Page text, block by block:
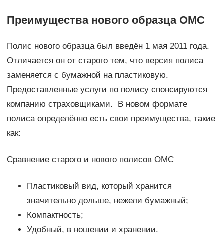
Преимущества нового образца ОМС
Полис нового образца был введён 1 мая 2011 года.
Отличается он от старого тем, что версия полиса
заменяется с бумажной на пластиковую.
Предоставленные услуги по полису спонсируются
компанию страховщиками. В новом формате
полиса определённо есть свои преимущества, такие
как:
Сравнение старого и нового полисов ОМС
Пластиковый вид, который хранится
значительно дольше, нежели бумажный;
Компактность;
Удобный, в ношении и хранении.